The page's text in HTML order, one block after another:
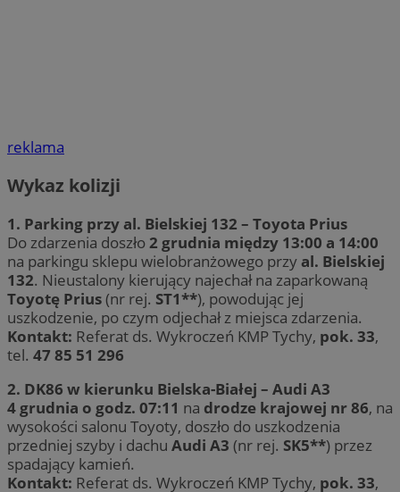
reklama
Wykaz kolizji
1. Parking przy al. Bielskiej 132 – Toyota Prius
Do zdarzenia doszło2 grudnia między 13:00 a 14:00
na parkingu sklepu wielobranżowego przy al. Bielskiej
132. Nieustalony kierujący najechał na zaparkowaną
Toyotę Prius(nr rej. ST1**), powodując jej
uszkodzenie, po czym odjechał z miejsca zdarzenia.
Kontakt: Referat ds. Wykroczeń KMP Tychy, pok. 33,
tel. 47 85 51 296
2. DK86 w kierunku Bielska-Białej – Audi A3
4 grudnia o godz. 07:11 na drodze krajowej nr 86, na
wysokości salonu Toyoty, doszło do uszkodzenia
przedniej szyby i dachu Audi A3 (nr rej. SK5**) przez
spadający kamień.
Kontakt: Referat ds. Wykroczeń KMP Tychy, pok. 33,